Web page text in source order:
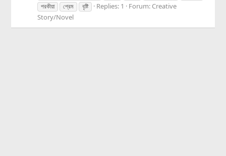
পরকীয়া
প্রেম বৃষ্টি Replies: 1 Forum: Creative
Story/Novel